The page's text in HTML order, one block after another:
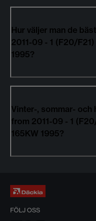
Hur väljer man de
2011-09 - 1 (F20/
1995?
Vinter-, sommar- och
from 2011-09 - 1
165KW 1995?
FÖLJ OSS